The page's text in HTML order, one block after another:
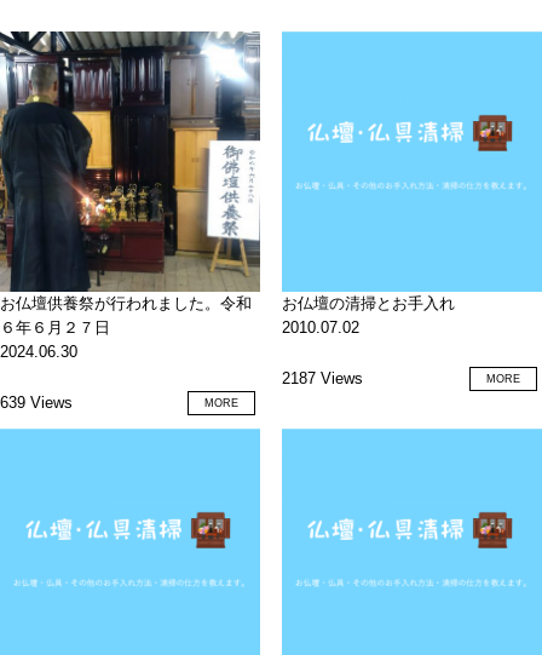
お仏壇供養祭が行われました。令和
６年６月２７日
2024.06.30
639 Views MORE
お仏壇の清掃とお手入れ
2010.07.02
2187 Views MORE